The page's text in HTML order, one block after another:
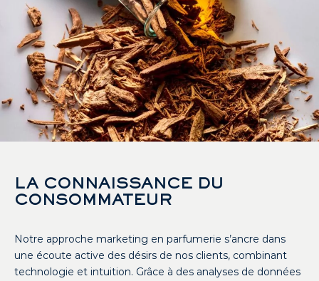
LA CONNAISSANCE DU
CONSOMMATEUR
Notre approche marketing en parfumerie s’ancre dans
une écoute active des désirs de nos clients, combinant
technologie et intuition. Grâce à des analyses de données